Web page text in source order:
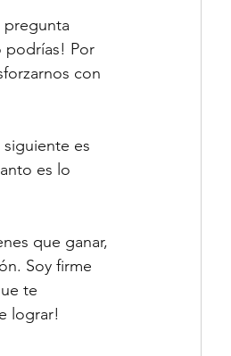
pregunta
podrías! Por
con
siguiente es
es lo
que ganar,
Soy firme
te
lograr!